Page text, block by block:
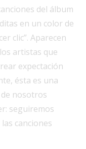
del álbum
en un color de
clic”. Aparecen
artistas que
expectación
ésta es una
nosotros
seguiremos
canciones